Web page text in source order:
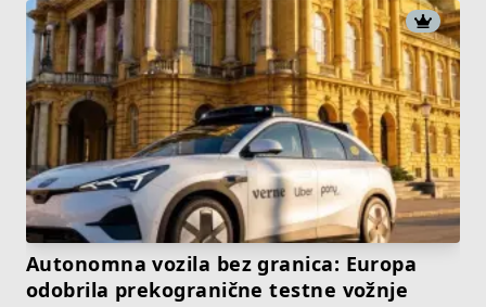
Autonomna vozila bez granica: Europa
odobrila prekogranične testne vožnje